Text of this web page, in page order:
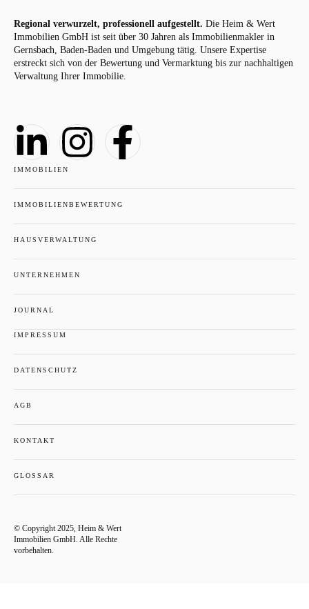
Regional verwurzelt, professionell aufgestellt. Die Heim & Wert
Immobilien GmbH ist seit über 30 Jahren als Immobilienmakler in
Gernsbach, Baden-Baden und Umgebung tätig. Unsere Expertise
erstreckt sich von der Bewertung und Vermarktung bis zur nachhaltigen
Verwaltung Ihrer Immobilie.
IMMOBILIEN
IMMOBILIENBEWERTUNG
HAUSVERWALTUNG
UNTERNEHMEN
JOURNAL
IMPRESSUM
DATENSCHUTZ
AGB
KONTAKT
GLOSSAR
© Copyright 2025, Heim & Wert
Immobilien GmbH. Alle Rechte
vorbehalten.